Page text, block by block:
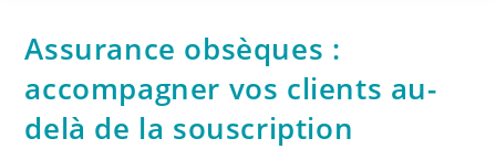
Assurance obsèques :
accompagner vos clients au-
delà de la souscription